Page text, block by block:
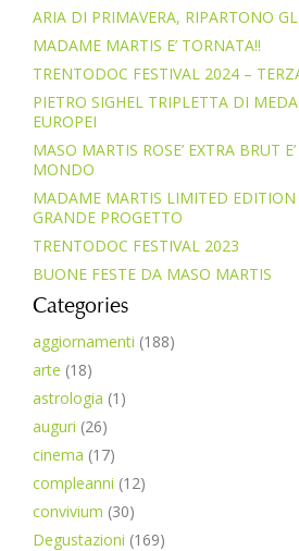
ARIA DI PRIMAVERA, RIPARTONO
MADAME MARTIS E’ TORNATA!!
TRENTODOC FESTIVAL 2024 –
PIETRO SIGHEL TRIPLETTA DI
EUROPEI
MASO MARTIS ROSE’ EXTRA BRUT
MONDO
MADAME MARTIS LIMITED
GRANDE PROGETTO
TRENTODOC FESTIVAL 2023
BUONE FESTE DA MASO MARTIS
Categories
aggiornamenti (188)
arte (18)
astrologia (1)
auguri (26)
cinema (17)
compleanni (12)
convivium (30)
Degustazioni (169)